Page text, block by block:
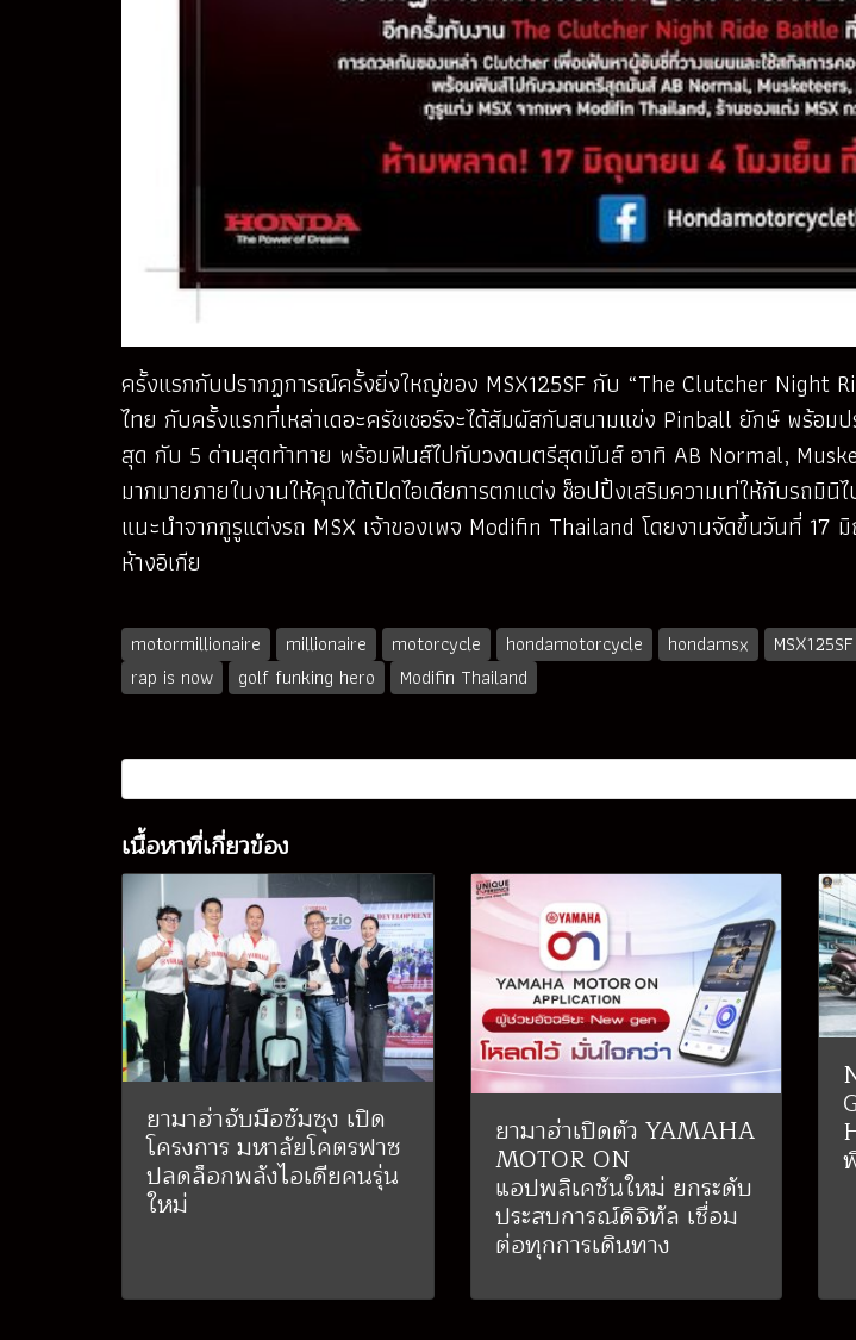
ครั้งแรกกับปรากฏการณ์ครั้งยิ่งใหญ่ของ MSX125SF กับ “The Clutcher Night
ไทย กับครั้งแรกที่เหล่าเดอะครัชเชอร์จะได้สัมผัสกับสนามแข่ง Pinball ยักษ์ พร้อม
สุด กับ 5 ด่านสุดท้าทาย พร้อมฟินส์ไปกับวงดนตรีสุดมันส์ อาทิ AB Normal,
มากมายภายในงานให้คุณได้เปิดไอเดียการตกแต่ง ช็อปปิ้งเสริมความเท่ให้กับรถ
แนะนำจากกูรูแต่งรถ MSX เจ้าของเพจ Modifin Thailand โดยงานจัดขึ้นวันที่
ห้างอิเกีย
motormillionaire millionaire motorcycle hondamotorcycle hondamsx MSX125SF
rap is now
golf funking hero Modifin Thailand
เนื้อหาที่เกี่ยวข้อง
ยามาฮ่าจับมือซัมซุง เปิด
โครงการ มหาลัยโคตรฟาซ
ปลดล็อกพลังไอเดียคนรุ่น
ใหม่
ยามาฮ่าเปิดตัว YAMAHA
MOTOR ON
แอปพลิเคชันใหม่ ยกระดับ
ประสบการณ์ดิจิทัล เชื่อม
ต่อทุกการเดินทาง